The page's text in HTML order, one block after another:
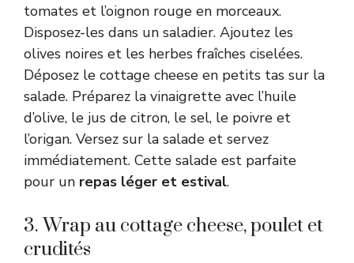
tomates et l’oignon rouge en morceaux.
Disposez-les dans un saladier. Ajoutez les
olives noires et les herbes fraîches ciselées.
Déposez le cottage cheese en petits tas sur la
salade. Préparez la vinaigrette avec l’huile
d’olive, le jus de citron, le sel, le poivre et
l’origan. Versez sur la salade et servez
immédiatement. Cette salade est parfaite
pour un repas léger et estival.
3. Wrap au cottage cheese, poulet et
crudités